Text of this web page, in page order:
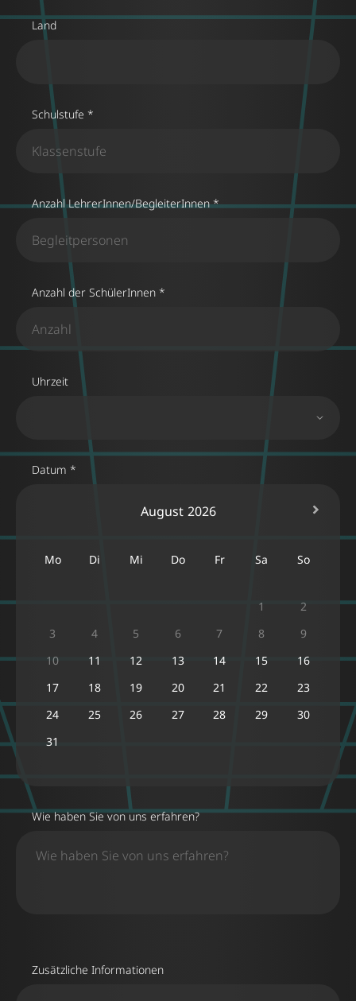
Land
Schulstufe *
Anzahl LehrerInnen/BegleiterInnen *
Anzahl der SchülerInnen *
Uhrzeit
Datum *
August 2026
Mo Di Mi Do Fr Sa So
1
2
3
4 5 6 7 8
9
10
11 12 13 14 15
16
17
18 19 20 21 22
23
24
25 26 27 28 29
30
31
Wie haben Sie von uns erfahren?
Zusätzliche Informationen